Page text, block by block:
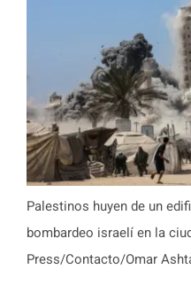
Palestinos huyen de un
bombardeo israelí en la
Press/Contacto/Omar